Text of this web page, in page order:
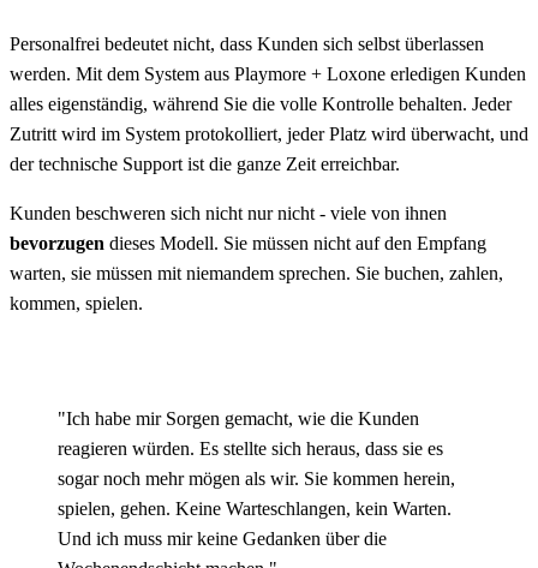
Personalfrei bedeutet nicht, dass Kunden sich selbst überlassen
werden. Mit dem System aus Playmore + Loxone erledigen Kunden
alles eigenständig, während Sie die volle Kontrolle behalten. Jeder
Zutritt wird im System protokolliert, jeder Platz wird überwacht, und
der technische Support ist die ganze Zeit erreichbar.
Kunden beschweren sich nicht nur nicht - viele von ihnen
bevorzugen dieses Modell. Sie müssen nicht auf den Empfang
warten, sie müssen mit niemandem sprechen. Sie buchen, zahlen,
kommen, spielen.
"Ich habe mir Sorgen gemacht, wie die Kunden
reagieren würden. Es stellte sich heraus, dass sie es
sogar noch mehr mögen als wir. Sie kommen herein,
spielen, gehen. Keine Warteschlangen, kein Warten.
Und ich muss mir keine Gedanken über die